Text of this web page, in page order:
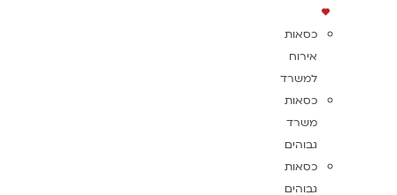
כסאות
אירוח
למשרד
כסאות
משרד
גבוהים
כסאות
גבוהים